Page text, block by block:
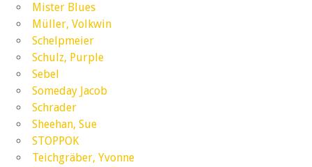
Mister Blues
Müller, Volkwin
Schelpmeier
Schulz, Purple
Sebel
Someday Jacob
Schrader
Sheehan, Sue
STOPPOK
Teichgräber, Yvonne